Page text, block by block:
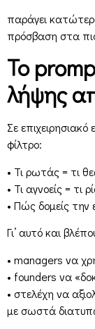
παράγει
πρόσβαση στα
Το
λήψης
Σε
φίλτρο:
• Τι ρωτάς = τι
• Τι αγνοείς = τι
• Πώς δομείς
Γι’ αυτό και
• managers να
• founders να
• στελέχη να
με σωστά